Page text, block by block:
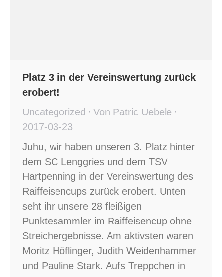
Platz 3 in der Vereinswertung zurück
erobert!
Uncategorized
Von Patric Uebele
2017-03-23
Juhu, wir haben unseren 3. Platz hinter
dem SC Lenggries und dem TSV
Hartpenning in der Vereinswertung des
Raiffeisencups zurück erobert. Unten
seht ihr unsere 28 fleißigen
Punktesammler im Raiffeisencup ohne
Streichergebnisse. Am aktivsten waren
Moritz Höflinger, Judith Weidenhammer
und Pauline Stark. Aufs Treppchen in